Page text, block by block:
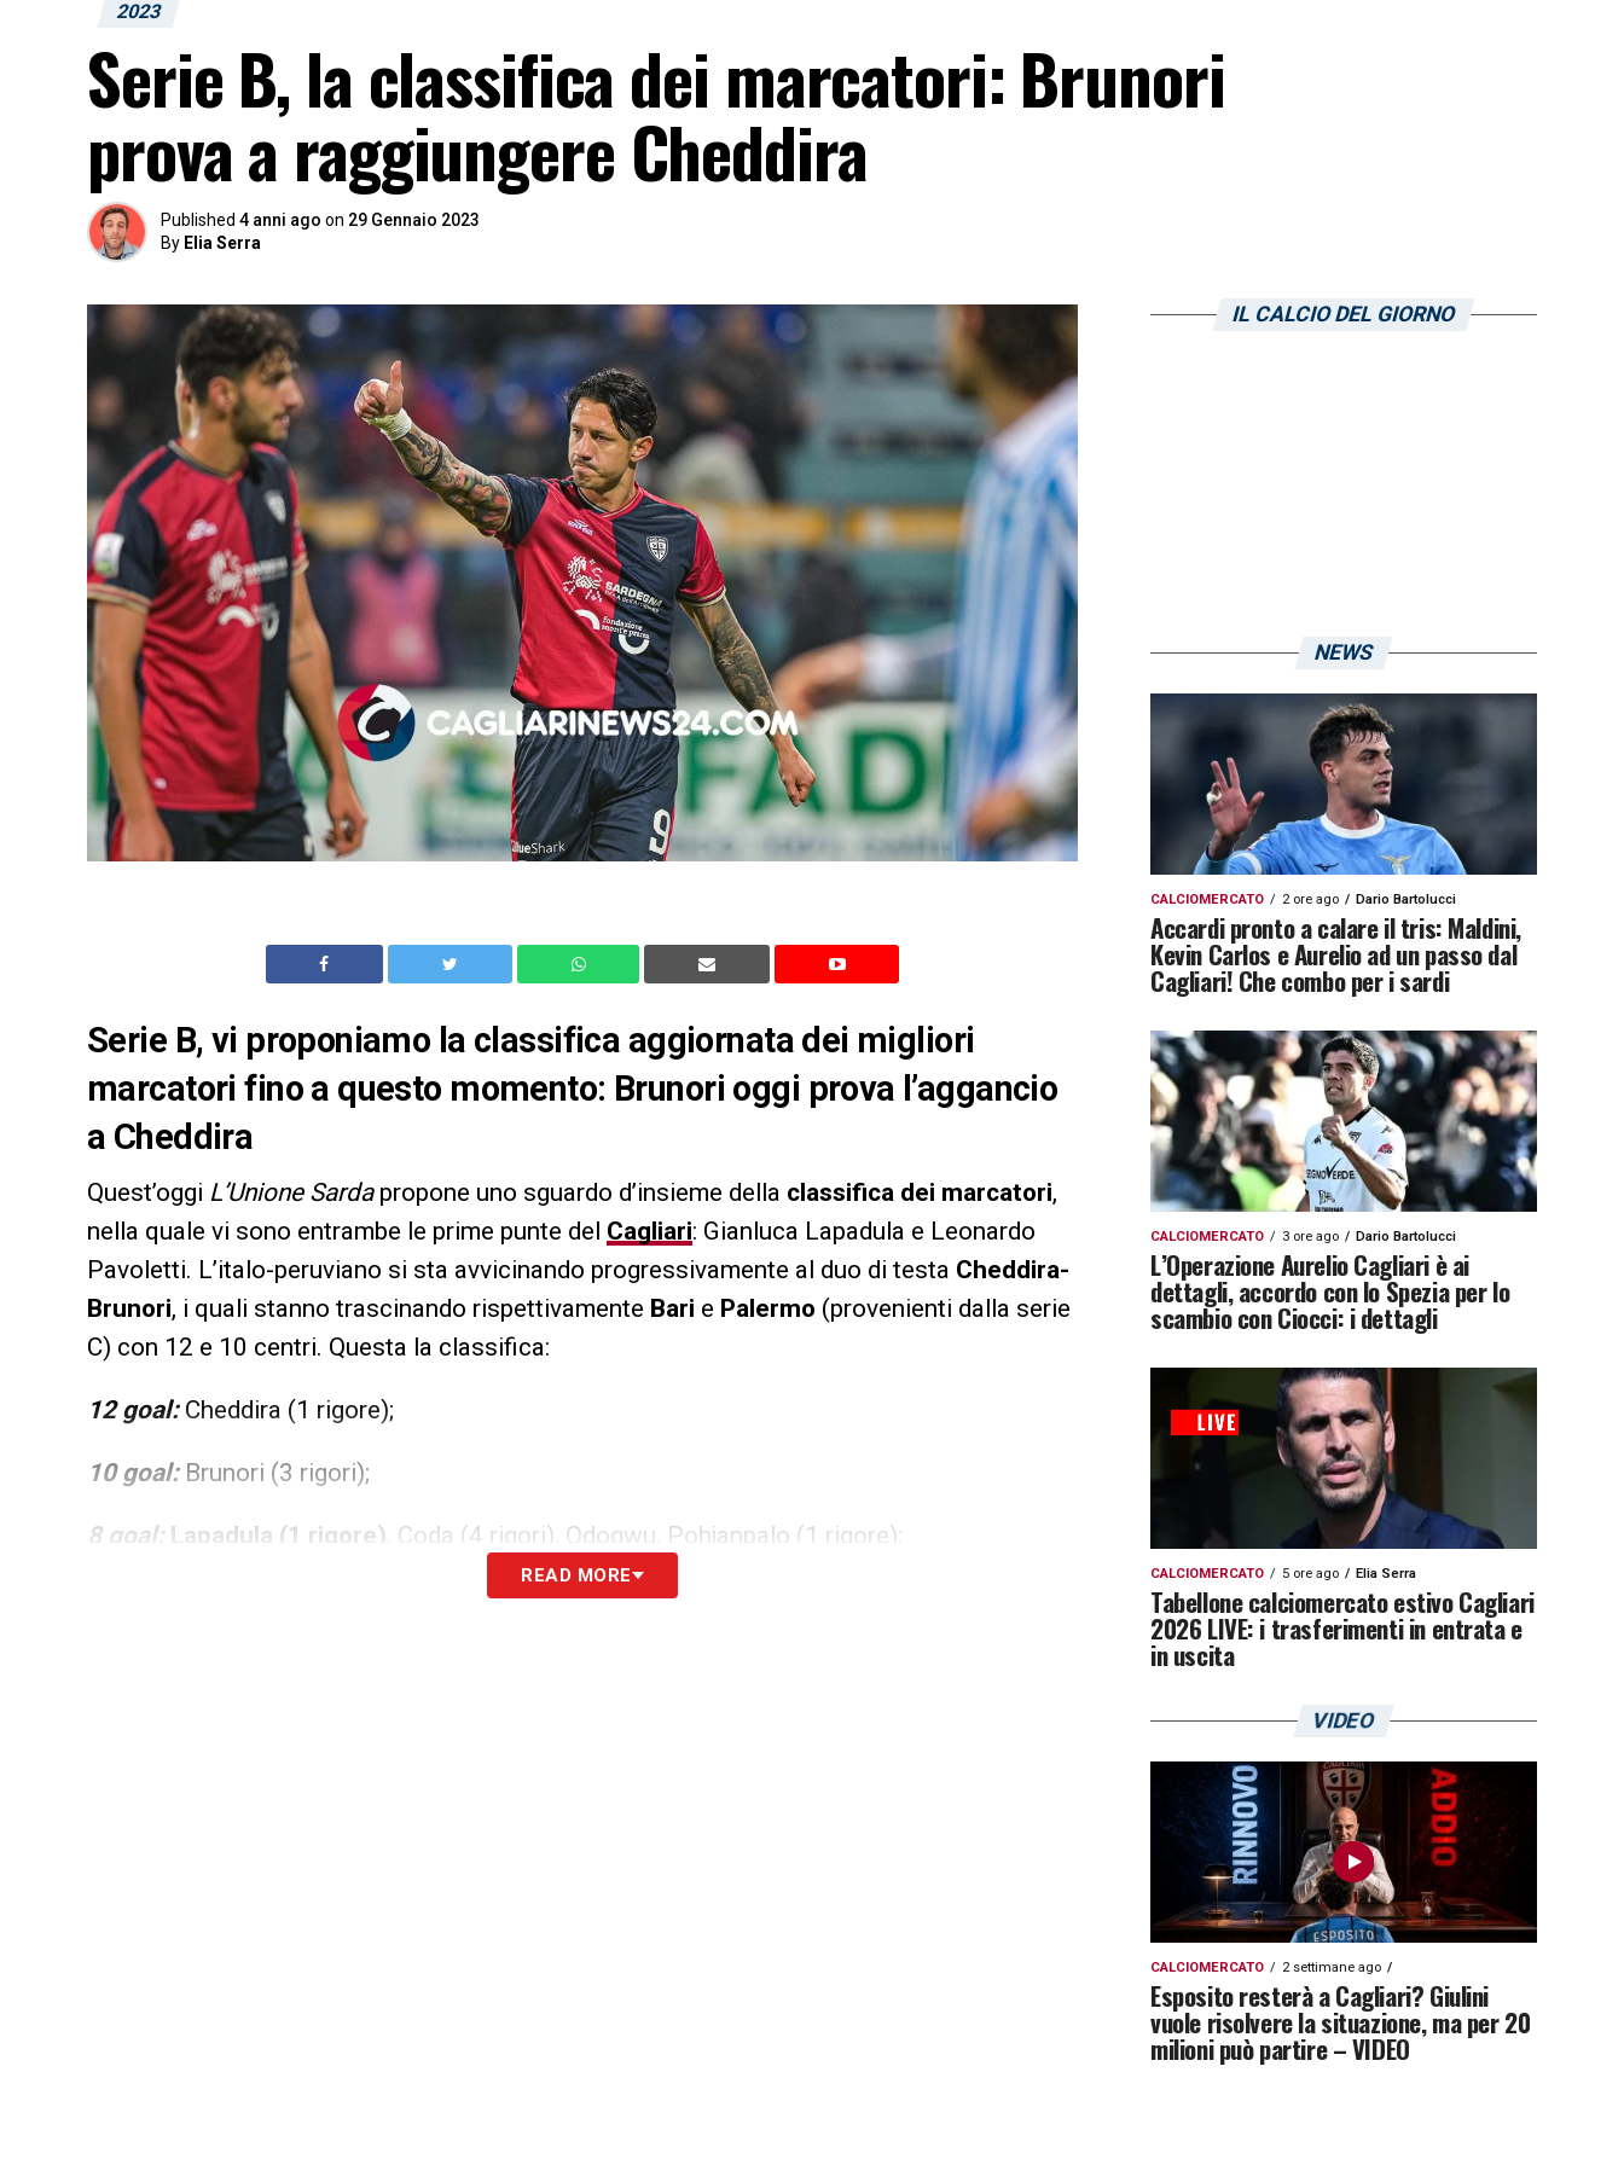
2023
Serie B, la classifica dei marcatori: Brunori
prova a raggiungere Cheddira
Published 4 anni ago on 29 Gennaio 2023
By Elia Serra
Serie B, vi proponiamo la classifica aggiornata dei migliori
marcatori fino a questo momento: Brunori oggi prova l’aggancio
a Cheddira
Quest’oggi L’Unione Sarda propone uno sguardo d’insieme della classifica dei marcatori,
nella quale vi sono entrambe le prime punte del Cagliari: Gianluca Lapadula e Leonardo
Pavoletti. L’italo-peruviano si sta avvicinando progressivamente al duo di testa Cheddira-
Brunori, i quali stanno trascinando rispettivamente Bari e Palermo (provenienti dalla serie
C) con 12 e 10 centri. Questa la classifica:
12 goal: Cheddira (1 rigore);
10 goal: Brunori (3 rigori);
8 goal:Lapadula (1 rigore) , Coda (4 rigori), Odogwu, Pohjanpalo (1 rigore);
READ MORE
IL CALCIO DEL GIORNO
NEWS
CALCIOMERCATO 2 ore ago Dario Bartolucci
Accardi pronto a calare il tris: Maldini,
Kevin Carlos e Aurelio ad un passo dal
Cagliari! Che combo per i sardi
CALCIOMERCATO 3 ore ago Dario Bartolucci
L’Operazione Aurelio Cagliari è ai
dettagli, accordo con lo Spezia per lo
scambio con Ciocci: i dettagli
CALCIOMERCATO 5 ore ago Elia Serra
Tabellone calciomercato estivo Cagliari
2026 LIVE: i trasferimenti in entrata e
in uscita
VIDEO
CALCIOMERCATO 2 settimane ago
Esposito resterà a Cagliari? Giulini
vuole risolvere la situazione, ma per 20
milioni può partire – VIDEO